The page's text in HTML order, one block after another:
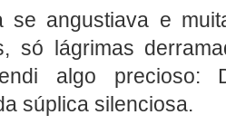
se angustiava e
só lágrimas
algo precioso:
súplica silenciosa.